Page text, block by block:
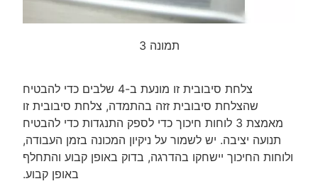
תמונה 3
צלחת סיבובית זו מונעת ב-4 שלבים כדי להבטיח
שהצלחת סיבובית זזה בהתמדה, צלחת סיבובית זו
מאמצת 3 לוחות חיכוך כדי לספק התנגדות כדי להבטיח
תנועה יציבה. יש לשמור על ניקיון המכונה בזמן העבודה,
ולוחות החיכוך יישחקו בהדרגה, בדוק באופן קבוע והתחלף
באופן קבוע.